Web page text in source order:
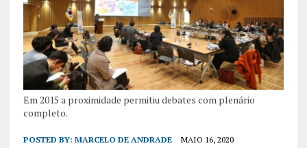
Em 2015 a proximidade permitiu debates com plenário
completo.
POSTED BY: MARCELO DE ANDRADE MAIO 16, 2020